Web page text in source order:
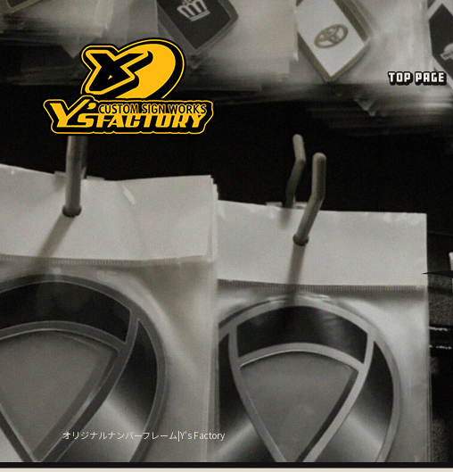
オリジナルナンバーフレーム|Y's Factory